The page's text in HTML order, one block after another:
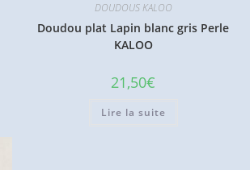
DOUDOUS KALOO
Doudou plat Lapin blanc gris Perle
KALOO
21,50€
Lire la suite